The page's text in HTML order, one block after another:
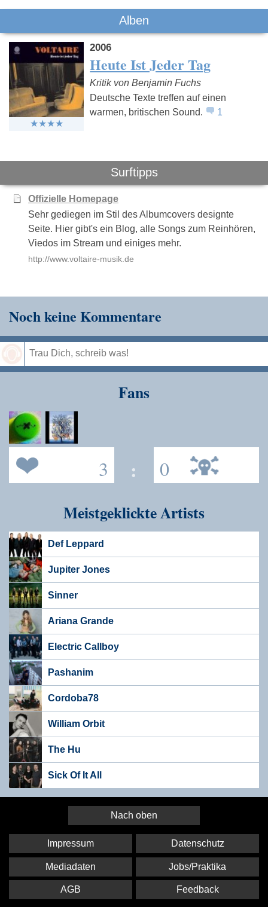
Alben
2006
Heute Ist Jeder Tag
Kritik von Benjamin Fuchs
Deutsche Texte treffen auf einen
warmen, britischen Sound.
1
Surftipps
Offizielle Homepage
Sehr gediegen im Stil des Albumcovers designte
Seite. Hier gibt's ein Blog, alle Songs zum Reinhören,
Viedos im Stream und einiges mehr.
http://www.voltaire-musik.de
Noch keine Kommentare
Fans
3 : 0
Meistgeklickte Artists
Def Leppard
Jupiter Jones
Sinner
Ariana Grande
Electric Callboy
Pashanim
Cordoba78
William Orbit
The Hu
Sick Of It All
Nach oben
Impressum Datenschutz
Mediadaten Jobs/Praktika
AGB Feedback